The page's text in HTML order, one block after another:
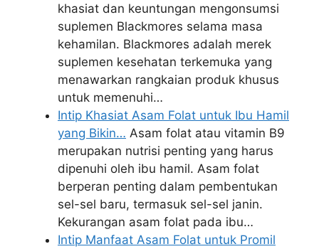
khasiat dan keuntungan mengonsumsi
suplemen Blackmores selama masa
kehamilan. Blackmores adalah merek
suplemen kesehatan terkemuka yang
menawarkan rangkaian produk khusus
untuk memenuhi…
Intip Khasiat Asam Folat untuk Ibu Hamil
yang Bikin… Asam folat atau vitamin B9
merupakan nutrisi penting yang harus
dipenuhi oleh ibu hamil. Asam folat
berperan penting dalam pembentukan
sel-sel baru, termasuk sel-sel janin.
Kekurangan asam folat pada ibu…
Intip Manfaat Asam Folat untuk Promil